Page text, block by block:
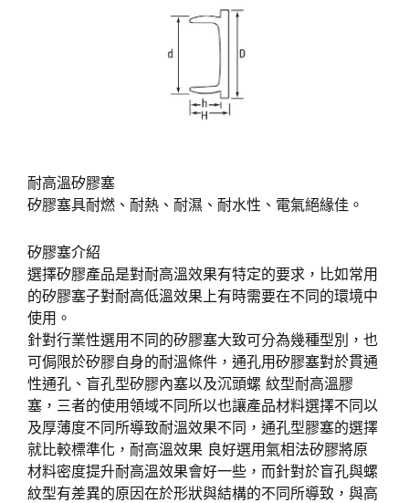
耐高溫矽膠塞
矽膠塞具耐燃、耐熱、耐濕、耐水性、電氣絕緣佳。
矽膠塞介紹
選擇矽膠產品是對耐高溫效果有特定的要求，比如常用
的矽膠塞子對耐高低溫效果上有時需要在不同的環境中
使用。
針對行業性選用不同的矽膠塞大致可分為幾種型別，也
可侷限於矽膠自身的耐溫條件，通孔用矽膠塞對於貫通
性通孔、盲孔型矽膠內塞以及沉頭螺 紋型耐高溫膠
塞，三者的使用領域不同所以也讓產品材料選擇不同以
及厚薄度不同所導致耐溫效果不同，通孔型膠塞的選擇
就比較標準化，耐高溫效果 良好選用氣相法矽膠將原
材料密度提升耐高溫效果會好一些，而針對於盲孔與螺
紋型有差異的原因在於形狀與結構的不同所導致，與高